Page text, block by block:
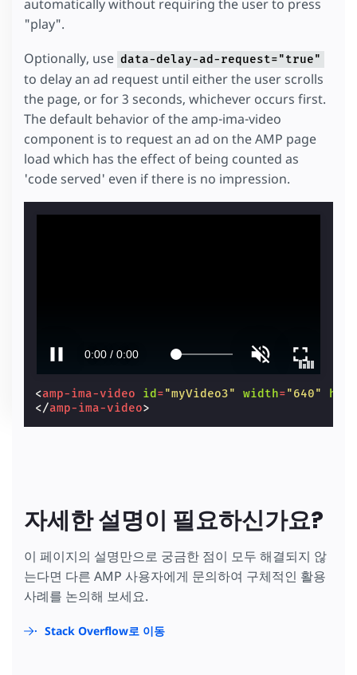
automatically without requiring the user to press
"play".
Optionally, use data-delay-ad-request="true"
to delay an ad request until either the user scrolls
the page, or for 3 seconds, whichever occurs first.
The default behavior of the amp-ima-video
component is to request an ad on the AMP page
load which has the effect of being counted as
'code served' even if there is no impression.
<amp-ima-video id ="myVideo3" width="640"
</amp-ima-video>
자세한 설명이 필요하신가요?
이 페이지의 설명만으로 궁금한 점이 모두 해결되지 않
는다면 다른 AMP 사용자에게 문의하여 구체적인 활용
사례를 논의해 보세요.
Stack Overflow로 이동